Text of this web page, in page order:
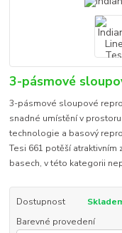
3-pásmové
3-pásmové sloupové
snadné umístění v
technologie a basový
Tesi 661 potěší atraktivním
basech, v této kategorii
Dostupnost
Barevné provedení